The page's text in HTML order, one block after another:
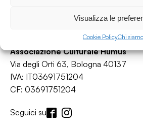
Visualizza le
Cookie PolicyChi siamo
Associazione Culturale Humus
Via degli Orti 63, Bologna 40137
IVA: IT03691751204
CF: 03691751204
Seguici su